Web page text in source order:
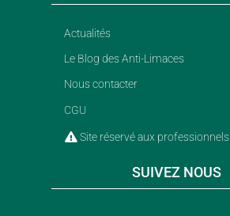
Actualités
Le Blog des Anti-Limaces
Nous contacter
CGU
Site réservé aux professionnels
SUIVEZ NOUS